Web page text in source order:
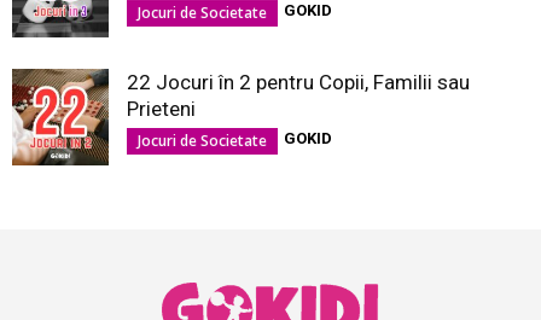
Jocuri de Societate GOKID
22 Jocuri în 2 pentru Copii, Familii sau
Prieteni
Jocuri de Societate GOKID